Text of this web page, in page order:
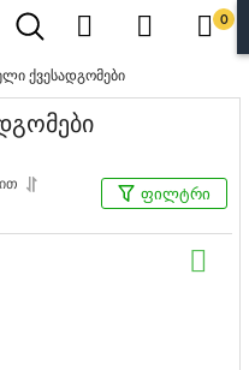
0
ქვესადგომები
ფილტრი